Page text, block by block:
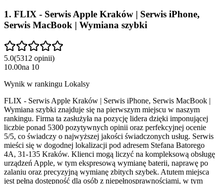
1. FLIX - Serwis Apple Kraków | Serwis iPhone,
Serwis MacBook | Wymiana szybki
5.0(5312 opinii)
10.00na 10
Wynik w rankingu Lokalsy
FLIX - Serwis Apple Kraków | Serwis iPhone, Serwis MacBook |
Wymiana szybki znajduje się na pierwszym miejscu w naszym
rankingu. Firma ta zasłużyła na pozycję lidera dzięki imponującej
liczbie ponad 5300 pozytywnych opinii oraz perfekcyjnej ocenie
5/5, co świadczy o najwyższej jakości świadczonych usług. Serwis
mieści się w dogodnej lokalizacji pod adresem Stefana Batorego
4A, 31-135 Kraków. Klienci mogą liczyć na kompleksową obsługę
urządzeń Apple, w tym ekspresową wymianę baterii, naprawę po
zalaniu oraz precyzyjną wymianę zbitych szybek. Atutem miejsca
jest pełna dostępność dla osób z niepełnosprawnościami, w tym